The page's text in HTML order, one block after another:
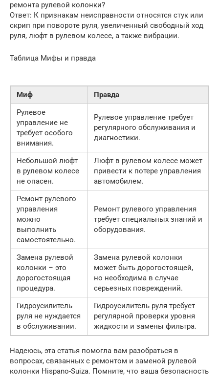
ремонта рулевой колонки?
Ответ: К признакам неисправности относятся стук или
скрип при повороте руля, увеличенный свободный ход
руля, люфт в рулевом колесе, а также вибрации.
Таблица Мифы и правда
Миф
Правда
Рулевое
управление не
требует особого
внимания.
Рулевое управление требует
регулярного обслуживания и
диагностики.
Небольшой люфт
в рулевом колесе
не опасен.
Люфт в рулевом колесе может
привести к потере управления
автомобилем.
Ремонт рулевого
управления
можно
выполнить
самостоятельно.
Ремонт рулевого управления
требует специальных знаний и
оборудования.
Замена рулевой
колонки – это
дорогостоящая
процедура.
Замена рулевой колонки
может быть дорогостоящей,
но необходима в случае
серьезных повреждений.
Гидроусилитель
руля не нуждается
в обслуживании.
Гидроусилитель руля требует
регулярной проверки уровня
жидкости и замены фильтра.
Надеюсь, эта статья помогла вам разобраться в
вопросах, связанных с ремонтом и заменой рулевой
колонки Hispano-Suiza. Помните, что ваша безопасность